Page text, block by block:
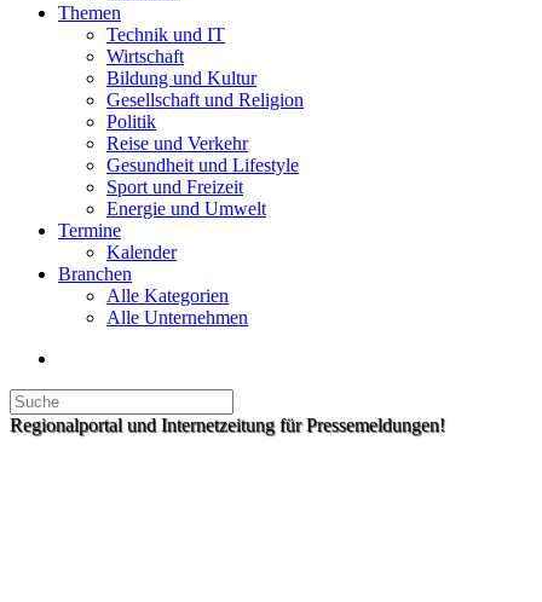
Themen
Technik und IT
Wirtschaft
Bildung und Kultur
Gesellschaft und Religion
Politik
Reise und Verkehr
Gesundheit und Lifestyle
Sport und Freizeit
Energie und Umwelt
Termine
Kalender
Branchen
Alle Kategorien
Alle Unternehmen
Regionalportal und Internetzeitung für Pressemeldungen!